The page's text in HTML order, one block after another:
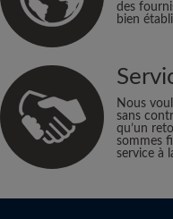
des
bien
Nous
sans
qu’un
sommes
service à